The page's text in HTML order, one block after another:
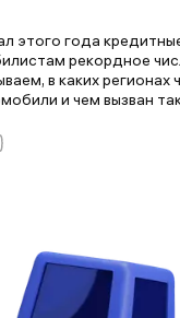
этого года
рекордное
в каких регионах
и чем вызван